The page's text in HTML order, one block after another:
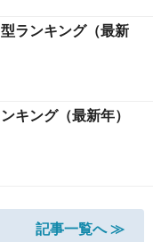
ランキング（最新
キング（最新年）
記事一覧へ ≫